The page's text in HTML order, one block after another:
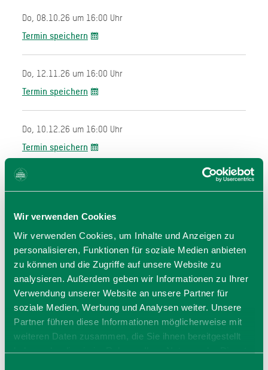
Wir verwenden Cookies
Wir verwenden Cookies, um Inhalte und Anzeigen zu
personalisieren, Funktionen für soziale Medien anbieten
zu können und die Zugriffe auf unsere Website zu
analysieren. Außerdem geben wir Informationen zu Ihrer
Verwendung unserer Website an unsere Partner für
soziale Medien, Werbung und Analysen weiter. Unsere
Partner führen diese Informationen möglicherweise mit
weiteren Daten zusammen, die Sie ihnen bereitgestellt
haben oder die sie im Rahmen Ihrer Nutzung der Dienste
Do, 08.10.26 um 16:00 Uhr
Termin speichern
Do, 12.11.26 um 16:00 Uhr
Termin speichern
Do, 10.12.26 um 16:00 Uhr
Termin speichern
Preise
kostenlos
Eintritt frei